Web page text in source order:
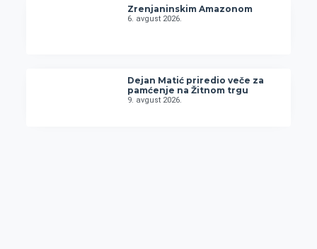
Zrenjaninskim Amazonom
6. avgust 2026.
Dejan Matić priredio veče za
pamćenje na Žitnom trgu
9. avgust 2026.